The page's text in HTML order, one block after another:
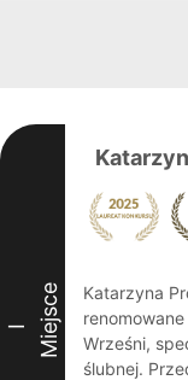
I Miejsce
Katarzyna
Wrześni,
ślubnej.